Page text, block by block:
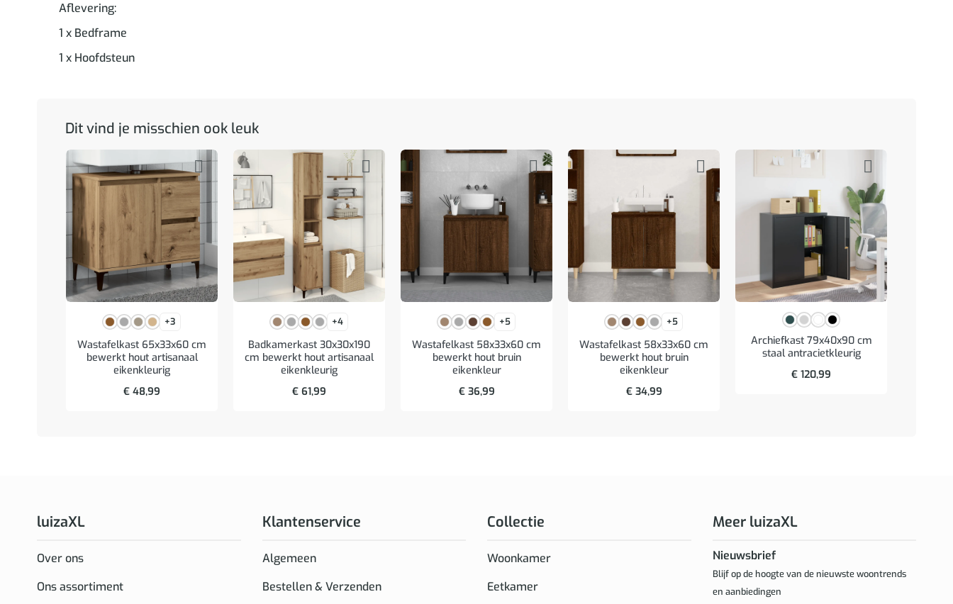
Aflevering:
1 x Bedframe
1 x Hoofdsteun
Dit vind je misschien ook leuk
+3
Wastafelkast 65x33x60 cm
bewerkt hout artisanaal
eikenkleurig
€ 48,99
+4
Badkamerkast 30x30x190
cm bewerkt hout artisanaal
eikenkleurig
€ 61,99
+5
Wastafelkast 58x33x60 cm
bewerkt hout bruin
eikenkleur
€36,99
+5
Wastafelkast 58x33x60 cm
bewerkt hout bruin
eikenkleur
€34,99
Archiefkast 79x40x90 cm
staal antracietkleurig
€ 120,99
luizaXL
Over ons
Ons assortiment
Klantenservice
Algemeen
Bestellen & Verzenden
Collectie
Woonkamer
Eetkamer
Meer luizaXL
Nieuwsbrief
Blijf op de hoogte van de nieuwste woontrends
en aanbiedingen